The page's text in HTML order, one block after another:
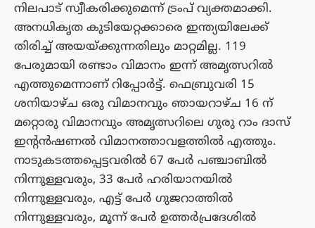
നിലപാട് സ്വീകരിക്കുമെന്ന് ട്രംപ് വ്യക്തമാക്കി.
അനധികൃത കുടിയേറ്റക്കാരെ ഇന്ത്യയിലേക്ക്
തിരിച്ച് അയയ്ക്കുന്നതിലും മാറ്റമില്ല. 119
പേരുമായി രണ്ടാം വിമാനം ഇന്ന് അമൃത്സറിൽ
എത്തുമെന്നാണ് റിപ്പോർട്ട്. ഫെബ്രുവരി 15
ശനിയാഴ്ച ഒരു വിമാനവും ഞായറാഴ്ച 16 ന്
മറ്റൊരു വിമാനവും അമൃത്സറിലെ ഗുരു റാം ദാസ്
ഇന്റൻഷണൽ വിമാനത്താവളത്തിൽ എത്തും.
നാടുകടത്തപ്പെട്ടവരിൽ 67 പേർ പഞ്ചാബിൽ
നിന്നുള്ളവരും, 33 പേർ ഹരിയാനയിൽ
നിന്നുള്ളവരും, എട്ട് പേർ ഗുജറാത്തിൽ
നിന്നുള്ളവരും, മൂന്ന് പേർ ഉത്തർപ്രദേശിൽ